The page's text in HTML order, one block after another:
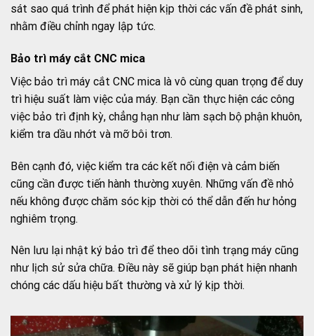
sát sao quá trình để phát hiện kịp thời các vấn đề phát sinh,
nhằm điều chỉnh ngay lập tức.
Bảo trì máy cắt CNC mica
Việc bảo trì máy cắt CNC mica là vô cùng quan trọng để duy
trì hiệu suất làm việc của máy. Bạn cần thực hiện các công
việc bảo trì định kỳ, chẳng hạn như làm sạch bộ phận khuôn,
kiểm tra dầu nhớt và mỡ bôi trơn.
Bên cạnh đó, việc kiểm tra các kết nối điện và cảm biến
cũng cần được tiến hành thường xuyên. Những vấn đề nhỏ
nếu không được chăm sóc kịp thời có thể dẫn đến hư hỏng
nghiêm trọng.
Nên lưu lại nhật ký bảo trì để theo dõi tình trạng máy cũng
như lịch sử sửa chữa. Điều này sẽ giúp bạn phát hiện nhanh
chóng các dấu hiệu bất thường và xử lý kịp thời.